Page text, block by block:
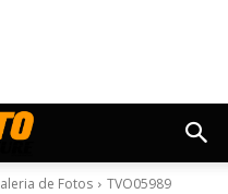
de Fotos TVO05989